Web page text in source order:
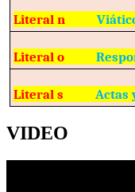
Literal n
Literal o
Literal sActas
VIDEO